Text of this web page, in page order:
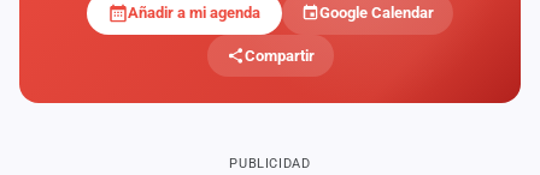
Añadir a mi agenda Google Calendar
Compartir
PUBLICIDAD